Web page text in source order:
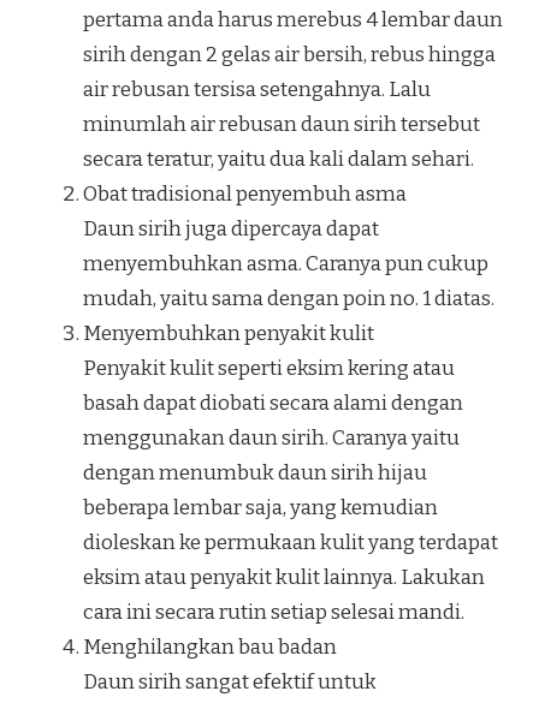
pertama anda harus merebus 4 lembar daun
sirih dengan 2 gelas air bersih, rebus hingga
air rebusan tersisa setengahnya. Lalu
minumlah air rebusan daun sirih tersebut
secara teratur, yaitu dua kali dalam sehari.
Obat tradisional penyembuh asma
Daun sirih juga dipercaya dapat
menyembuhkan asma. Caranya pun cukup
mudah, yaitu sama dengan poin no. 1 diatas.
Menyembuhkan penyakit kulit
Penyakit kulit seperti eksim kering atau
basah dapat diobati secara alami dengan
menggunakan daun sirih. Caranya yaitu
dengan menumbuk daun sirih hijau
beberapa lembar saja, yang kemudian
dioleskan ke permukaan kulit yang terdapat
eksim atau penyakit kulit lainnya. Lakukan
cara ini secara rutin setiap selesai mandi.
Menghilangkan bau badan
Daun sirih sangat efektif untuk